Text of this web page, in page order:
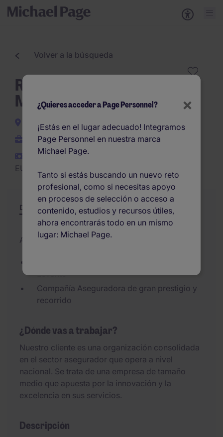
Volver a la búsqueda
Responsable Cuentas Canal
Mediador - Valencia
Valencia
Permanente
EUR30.000 -
EUR35.000 por año
Descripción Resumen Otras ofertas
Added 01/07/2026
Levante
Compañía Aseguradora de gran prestigio y
recorrido
¿Dónde vas a trabajar?
Nuestro cliente es una organización consolidada
en el sector asegurador que opera a nivel
nacional. Se trata de una empresa de tamaño
medio que apuesta por la innovación y la
excelencia en sus servicios.
Descripción
×
¿Quieres acceder a Page Personnel?
¡Estás en el lugar adecuado! Integramos
Page Personnel en nuestra marca
Michael Page.
Tanto si estás buscando un nuevo reto
profesional, como si necesitas apoyo
en procesos de selección o acceso a
contenido, estudios y recursos útiles,
ahora encontrarás todo en un mismo
lugar: Michael Page.